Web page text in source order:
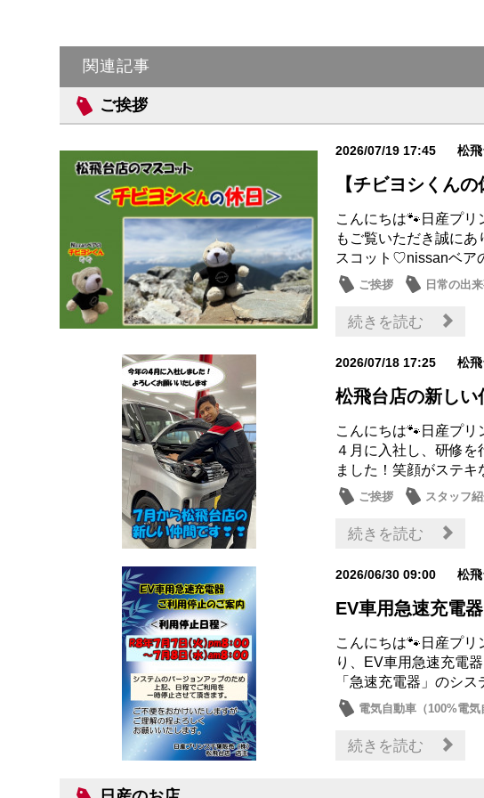
関連記事
ご挨拶
2026/07/19 17:45 松飛
【チビヨシくんの
こんにちは🐾日産プ
もご覧いただき誠に
スコット♡nissanベア
ご挨拶 日常の出
続きを読む
2026/07/18 17:25 松飛
松飛台店の新しい
こんにちは🐾日産プ
４月に入社し、研修
ました！笑顔がステ
ご挨拶 スタッフ
続きを読む
2026/06/30 09:00 松飛
EV車用急速充電
こんにちは🐾日産プ
り、EV車用急速充電
「急速充電器」のシ
電気自動車（100%電気
続きを読む